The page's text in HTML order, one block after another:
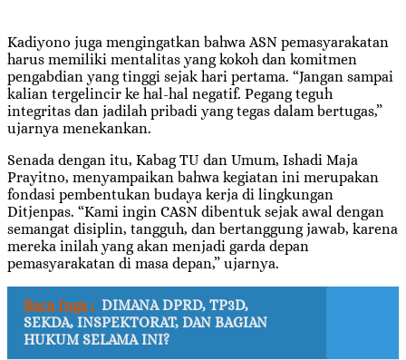
Kadiyono juga mengingatkan bahwa ASN pemasyarakatan
harus memiliki mentalitas yang kokoh dan komitmen
pengabdian yang tinggi sejak hari pertama. “Jangan sampai
kalian tergelincir ke hal-hal negatif. Pegang teguh
integritas dan jadilah pribadi yang tegas dalam bertugas,”
ujarnya menekankan.
Senada dengan itu, Kabag TU dan Umum, Ishadi Maja
Prayitno, menyampaikan bahwa kegiatan ini merupakan
fondasi pembentukan budaya kerja di lingkungan
Ditjenpas. “Kami ingin CASN dibentuk sejak awal dengan
semangat disiplin, tangguh, dan bertanggung jawab, karena
mereka inilah yang akan menjadi garda depan
pemasyarakatan di masa depan,” ujarnya.
Baca Juga : DIMANA DPRD, TP3D,
SEKDA, INSPEKTORAT, DAN BAGIAN
HUKUM SELAMA INI?